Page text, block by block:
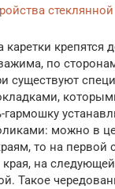
каретки крепятся
по
существуют
гармошку
можно в
то на первой
на
Такое